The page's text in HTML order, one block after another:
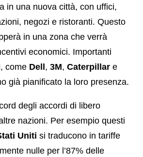
in una nuova città, con uffici,
negozi e ristoranti. Questo
in una zona che verrà
economici. Importanti
come Dell, 3M, Caterpillar e
già pianificato la loro presenza.
degli accordi di libero
nazioni. Per esempio questi
Uniti si traducono in tariffe
nulle per l’87% delle